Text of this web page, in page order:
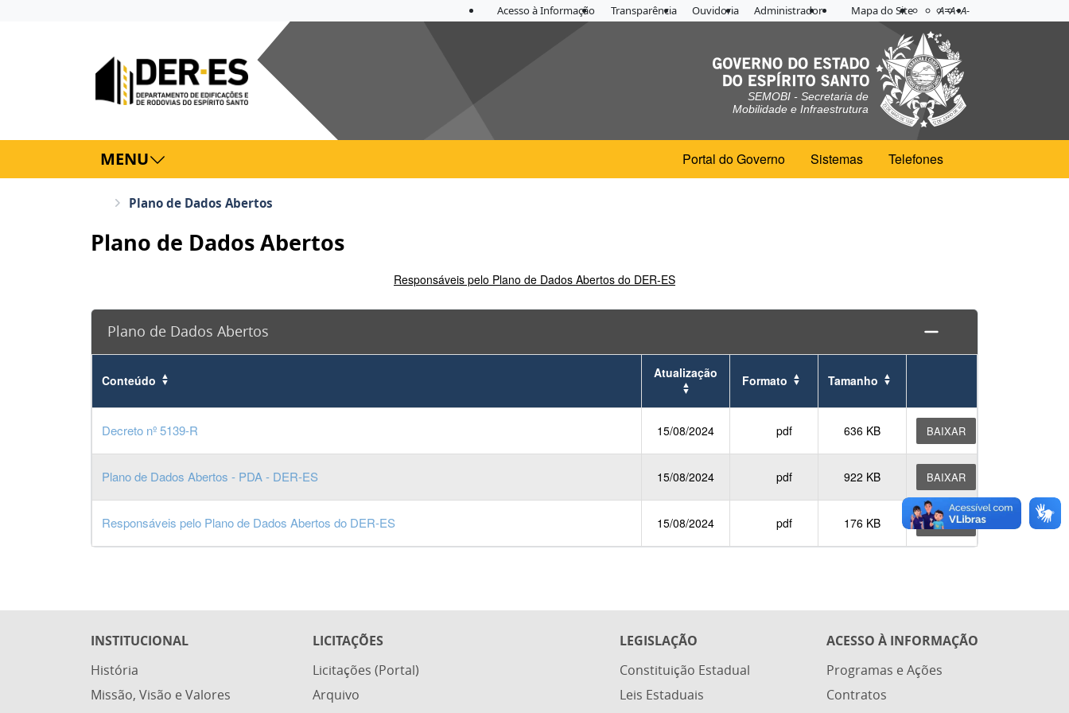
Acesso à Informação Transparência Ouvidoria Administrador Mapa do Site Acessibilidade
Aplicar contraste
A=A+A-
SEMOBI - Secretaria de
Mobilidade e Infraestrutura
MENU Portal do Governo Sistemas Telefones
Plano de Dados Abertos
Plano de Dados Abertos
Responsáveis pelo Plano de Dados Abertos do DER-ES
Plano de Dados Abertos
Conteúdo Atualização Formato Tamanho
Decreto nº 5139-R 15/08/2024 pdf 636 KB BAIXAR
Plano de Dados Abertos - PDA - DER-ES 15/08/2024 pdf 922 KB BAIXAR
Responsáveis pelo Plano de Dados Abertos do DER-ES 15/08/2024 pdf 176 KB BAIXAR
INSTITUCIONAL
História
Missão, Visão e Valores
LICITAÇÕES
Licitações (Portal)
Arquivo
LEGISLAÇÃO
Constituição Estadual
Leis Estaduais
ACESSO À INFORMAÇÃO
Programas e Ações
Contratos